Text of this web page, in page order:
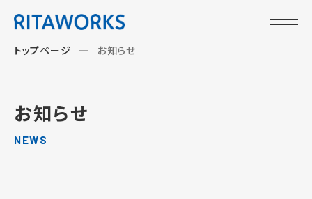
トップページ お知らせ
お知らせ
NEWS